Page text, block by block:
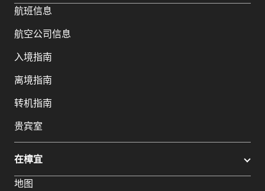
航班信息
航空公司信息
入境指南
离境指南
转机指南
贵宾室
在樟宜
地图